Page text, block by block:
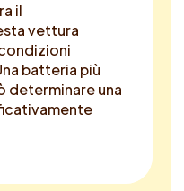
il
vettura
batteria più
determinare una